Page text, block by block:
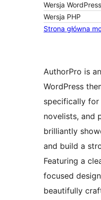
Wersja WordPress
Wersja PHP
Strona główna
AuthorPro is
WordPress
specifically for
novelists, and
brilliantly
and build a
Featuring a
focused
beautifully